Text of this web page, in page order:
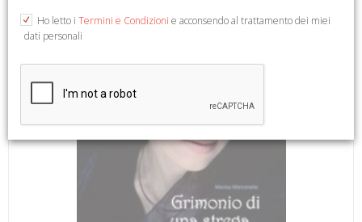
Ho letto i Termini e Condizioni e acconsendo al trattamento dei miei
dati personali